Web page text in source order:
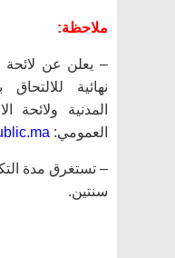
ملاحظة:
– يعلن عن لائحة
نهائية
المدنية ولائحة
العمومي:
– تستغرق مدة
سنتين.